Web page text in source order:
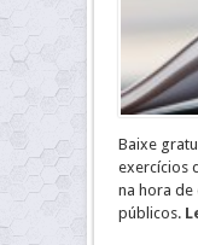
Baixe
exercícios
na hora de
públicos.